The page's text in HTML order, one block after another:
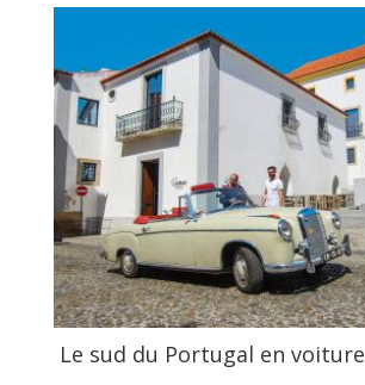
Le sud du Portugal en voiture